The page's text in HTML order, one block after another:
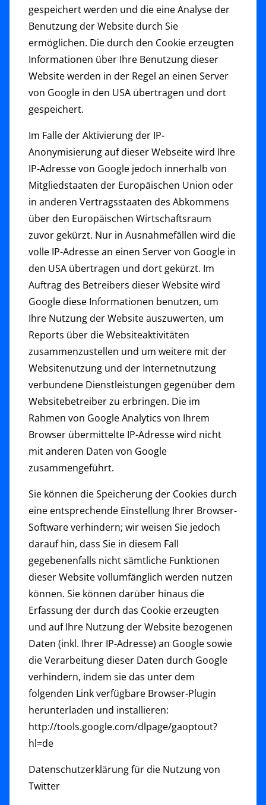
gespeichert werden und die eine Analyse der
Benutzung der Website durch Sie
ermöglichen. Die durch den Cookie erzeugten
Informationen über Ihre Benutzung dieser
Website werden in der Regel an einen Server
von Google in den USA übertragen und dort
gespeichert.
Im Falle der Aktivierung der IP-
Anonymisierung auf dieser Webseite wird Ihre
IP-Adresse von Google jedoch innerhalb von
Mitgliedstaaten der Europäischen Union oder
in anderen Vertragsstaaten des Abkommens
über den Europäischen Wirtschaftsraum
zuvor gekürzt. Nur in Ausnahmefällen wird die
volle IP-Adresse an einen Server von Google in
den USA übertragen und dort gekürzt. Im
Auftrag des Betreibers dieser Website wird
Google diese Informationen benutzen, um
Ihre Nutzung der Website auszuwerten, um
Reports über die Websiteaktivitäten
zusammenzustellen und um weitere mit der
Websitenutzung und der Internetnutzung
verbundene Dienstleistungen gegenüber dem
Websitebetreiber zu erbringen. Die im
Rahmen von Google Analytics von Ihrem
Browser übermittelte IP-Adresse wird nicht
mit anderen Daten von Google
zusammengeführt.
Sie können die Speicherung der Cookies durch
eine entsprechende Einstellung Ihrer Browser-
Software verhindern; wir weisen Sie jedoch
darauf hin, dass Sie in diesem Fall
gegebenenfalls nicht sämtliche Funktionen
dieser Website vollumfänglich werden nutzen
können. Sie können darüber hinaus die
Erfassung der durch das Cookie erzeugten
und auf Ihre Nutzung der Website bezogenen
Daten (inkl. Ihrer IP-Adresse) an Google sowie
die Verarbeitung dieser Daten durch Google
verhindern, indem sie das unter dem
folgenden Link verfügbare Browser-Plugin
herunterladen und installieren:
http://tools.google.com/dlpage/gaoptout?
hl=de
Datenschutzerklärung für die Nutzung von
Twitter